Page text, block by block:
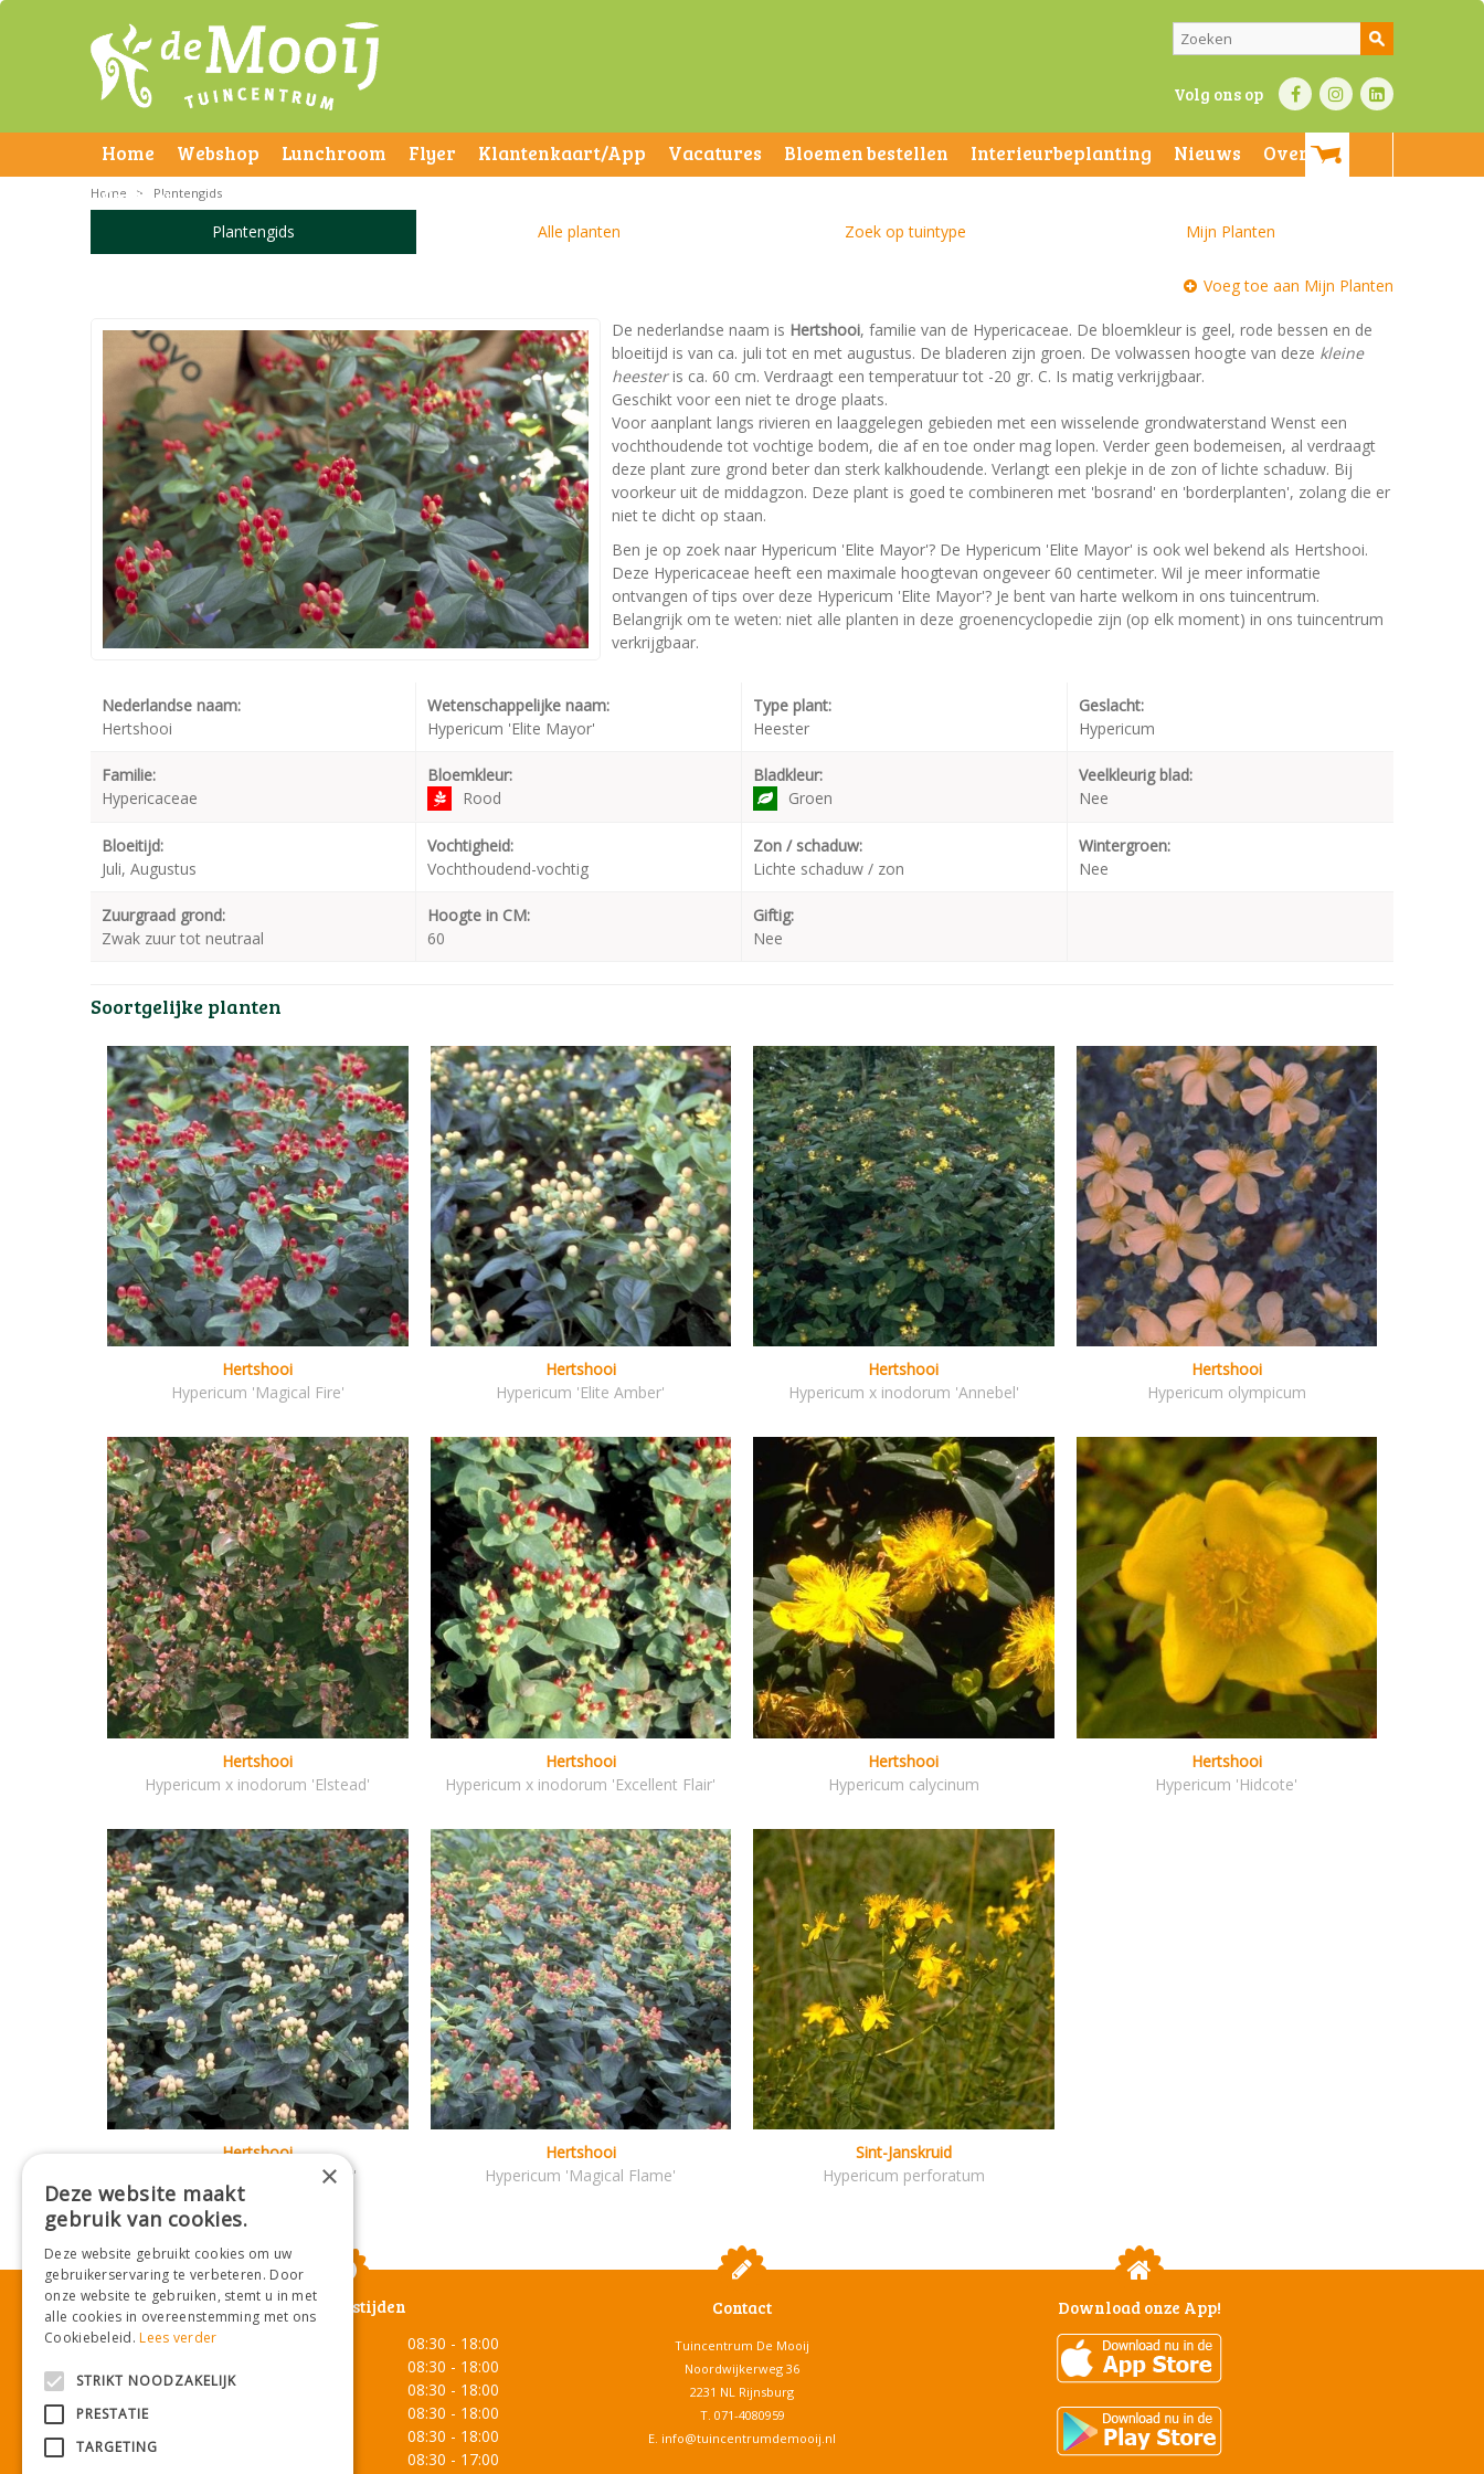
Volg ons op
Home Webshop Lunchroom Flyer Klantenkaart/App Vacatures Bloemen bestellen Interieurbeplanting Nieuws
Over ons
Contact
Home > Plantengids
Plantengids Alle planten Zoek op tuintype Mijn Planten
Voeg toe aan Mijn Planten
De nederlandse naam is Hertshooi, familie van de Hypericaceae. De bloemkleur is geel, rode bessen en de
bloeitijd is van ca. juli tot en met augustus. De bladeren zijn groen. De volwassen hoogte van deze kleine
heesteris ca. 60 cm. Verdraagt een temperatuur tot -20 gr. C. Is matig verkrijgbaar.
Geschikt voor een niet te droge plaats.
Voor aanplant langs rivieren en laaggelegen gebieden met een wisselende grondwaterstand Wenst een
vochthoudende tot vochtige bodem, die af en toe onder mag lopen. Verder geen bodemeisen, al verdraagt
deze plant zure grond beter dan sterk kalkhoudende. Verlangt een plekje in de zon of lichte schaduw. Bij
voorkeur uit de middagzon. Deze plant is goed te combineren met 'bosrand' en 'borderplanten', zolang die er
niet te dicht op staan.
Ben je op zoek naar Hypericum 'Elite Mayor'? De Hypericum 'Elite Mayor' is ook wel bekend als Hertshooi.
Deze Hypericaceae heeft een maximale hoogtevan ongeveer 60 centimeter. Wil je meer informatie
ontvangen of tips over deze Hypericum 'Elite Mayor'? Je bent van harte welkom in ons tuincentrum.
Belangrijk om te weten: niet alle planten in deze groenencyclopedie zijn (op elk moment) in ons tuincentrum
verkrijgbaar.
Nederlandse naam:
Hertshooi
Wetenschappelijke naam:
Hypericum 'Elite Mayor'
Type plant:
Heester
Geslacht:
Hypericum
Familie:
Hypericaceae
Bloemkleur:
Rood
Bladkleur:
Groen
Veelkleurig blad:
Nee
Bloeitijd:
Juli, Augustus
Vochtigheid:
Vochthoudend-vochtig
Zon / schaduw:
Lichte schaduw / zon
Wintergroen:
Nee
Zuurgraad grond:
Zwak zuur tot neutraal
Hoogte in CM:
60
Giftig:
Nee
Soortgelijke planten
Hertshooi
Hypericum 'Magical Fire'
Hertshooi
Hypericum 'Elite Amber'
Hertshooi
Hypericum x inodorum 'Annebel'
Hertshooi
Hypericum olympicum
Hertshooi
Hypericum x inodorum 'Elstead'
Hertshooi
Hypericum x inodorum 'Excellent Flair'
Hertshooi
Hypericum calycinum
Hertshooi
Hypericum 'Hidcote'
Hertshooi
Hypericum 'Magical Beauty'
Hertshooi
Hypericum 'Magical Flame'
Sint-Janskruid
Hypericum perforatum
Openingstijden
Maandag
08:30 - 18:00
08:30 - 18:00
Woensdag
08:30 - 18:00
08:30 - 18:00
08:30 - 18:00
08:30 - 17:00
Contact
Tuincentrum De Mooij
Noordwijkerweg 36
2231 NL Rijnsburg
T. 071-4080959
E. info@tuincentrumdemooij.nl
Download onze App!
×
Deze website maakt
gebruik van cookies.
Deze website gebruikt cookies om uw
gebruikerservaring te verbeteren. Door
onze website te gebruiken, stemt u in met
alle cookies in overeenstemming met ons
Cookiebeleid.Lees verder
STRIKT NOODZAKELIJK
PRESTATIE
TARGETING